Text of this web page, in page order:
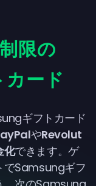
限の
ード
ギフトカード
やRevolut
化できます。ゲ
でSamsungギフ